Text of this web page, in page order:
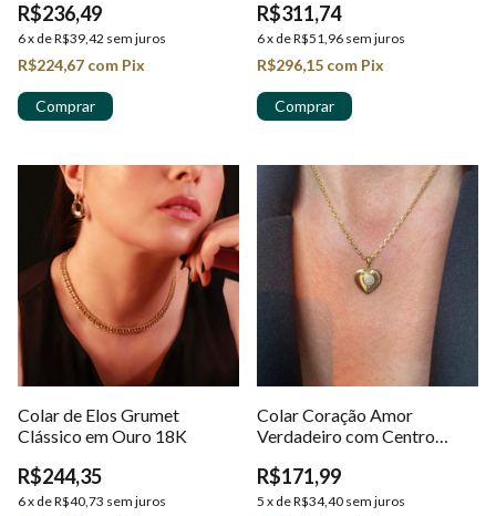
R$236,49
6x deR$39,42 sem juros
R$224,67 com Pix
R$311,74
6x deR$51,96 sem juros
R$296,15 com Pix
Colar de Elos Grumet
Clássico em Ouro 18K
R$244,35
6x deR$40,73 sem juros
Colar Coração Amor
Verdadeiro com Centro
R$171,99
5 x deR$34,40 sem juros